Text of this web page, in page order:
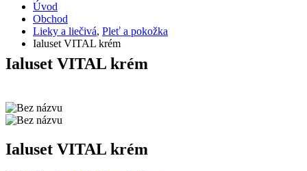
Úvod
Obchod
Lieky a liečivá, Pleť a pokožka
Ialuset VITAL krém
Ialuset VITAL krém
Ialuset VITAL krém